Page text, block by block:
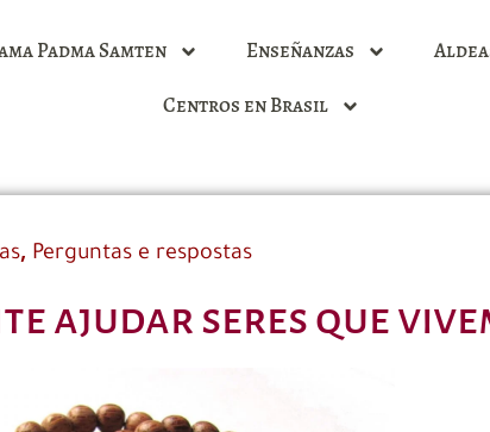
Padma Samten Enseñanzas
Centros en Brasil
, Perguntas e respostas
ajudar seres que